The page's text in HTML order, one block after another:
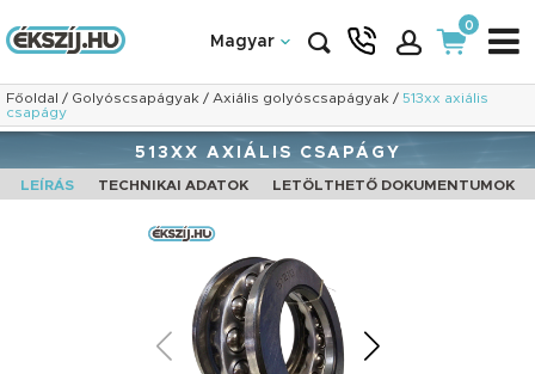
Magyar
0
Főoldal / Golyóscsapágyak / Axiális golyóscsapágyak / 513xx axiális
csapágy
513XX AXIÁLIS CSAPÁGY
LEÍRÁS TECHNIKAI ADATOK LETÖLTHETŐ DOKUMENTUMOK